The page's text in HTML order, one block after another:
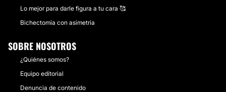
Lo mejor para darle figura a tu cara 🥰
Bichectomia con asimetria
SOBRE NOSOTROS
¿Quiénes somos?
Equipo editorial
Denuncia de contenido